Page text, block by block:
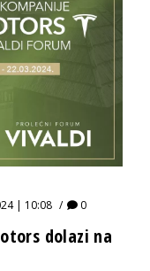
| 10:08 0
dolazi na